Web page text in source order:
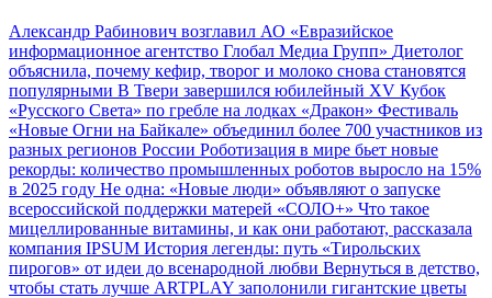
Александр Рабинович возглавил АО «Евразийское
информационное агентство Глобал Медиа Групп» Диетолог
объяснила, почему кефир, творог и молоко снова становятся
популярными В Твери завершился юбилейный XV Кубок
«Русского Света» по гребле на лодках «Дракон» Фестиваль
«Новые Огни на Байкале» объединил более 700 участников из
разных регионов России Роботизация в мире бьет новые
рекорды: количество промышленных роботов выросло на 15%
в 2025 году Не одна: «Новые люди» объявляют о запуске
всероссийской поддержки матерей «СОЛО+» Что такое
мицеллированные витамины, и как они работают, рассказала
компания IPSUM История легенды: путь «Тирольских
пирогов» от идеи до всенародной любви Вернуться в детство,
чтобы стать лучше ARTPLAY заполонили гигантские цветы